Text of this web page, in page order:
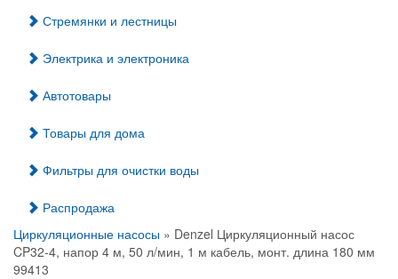
Стремянки и лестницы
Электрика и электроника
Автотовары
Товары для дома
Фильтры для очистки воды
Распродажа
Циркуляционные насосы » Denzel Циркуляционный насос
CP32-4, напор 4 м, 50 л/мин, 1 м кабель, монт. длина 180 мм
99413